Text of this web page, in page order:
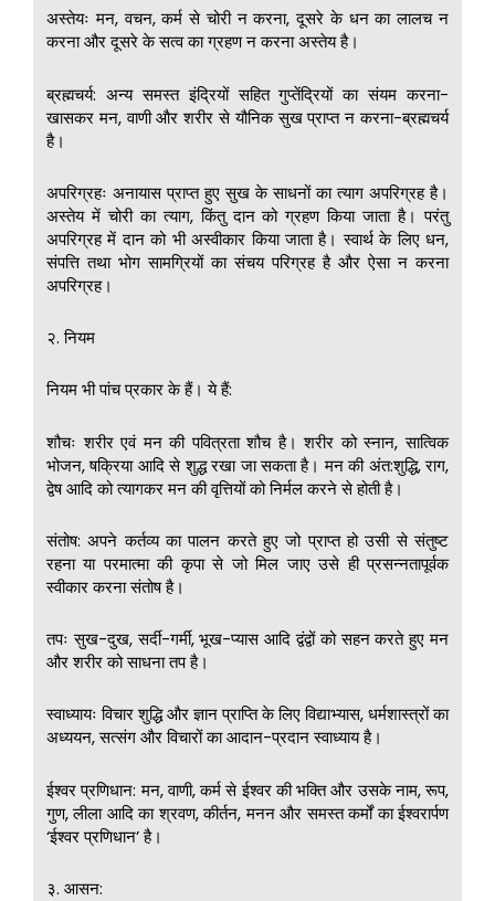
अस्तेयः मन, वचन, कर्म से चोरी न करना, दूसरे के धन का लालच न
करना और दूसरे के सत्व का ग्रहण न करना अस्तेय है।
ब्रह्मचर्य: अन्य समस्त इंद्रियों सहित गुप्तेंद्रियों का संयम करना-
खासकर मन, वाणी और शरीर से यौनिक सुख प्राप्त न करना-ब्रह्मचर्य
है।
अपरिग्रहः अनायास प्राप्त हुए सुख के साधनों का त्याग अपरिग्रह है।
अस्तेय में चोरी का त्याग, किंतु दान को ग्रहण किया जाता है। परंतु
अपरिग्रह में दान को भी अस्वीकार किया जाता है। स्वार्थ के लिए धन,
संपत्ति तथा भोग सामग्रियों का संचय परिग्रह है और ऐसा न करना
अपरिग्रह।
२. नियम
नियम भी पांच प्रकार के हैं। ये हैं:
शौचः शरीर एवं मन की पवित्रता शौच है। शरीर को स्नान, सात्विक
भोजन, षक्रिया आदि से शुद्ध रखा जा सकता है। मन की अंत:शुद्धि, राग,
द्वेष आदि को त्यागकर मन की वृत्तियों को निर्मल करने से होती है।
संतोष: अपने कर्तव्य का पालन करते हुए जो प्राप्त हो उसी से संतुष्ट
रहना या परमात्मा की कृपा से जो मिल जाए उसे ही प्रसन्नतापूर्वक
स्वीकार करना संतोष है।
तपः सुख-दुख, सर्दी-गर्मी, भूख-प्यास आदि द्वंद्वों को सहन करते हुए मन
और शरीर को साधना तप है।
स्वाध्यायः विचार शुद्धि और ज्ञान प्राप्ति के लिए विद्याभ्यास, धर्मशास्त्रों का
अध्ययन, सत्संग और विचारों का आदान-प्रदान स्वाध्याय है।
ईश्वर प्रणिधान: मन, वाणी, कर्म से ईश्वर की भक्ति और उसके नाम, रूप,
गुण, लीला आदि का श्रवण, कीर्तन, मनन और समस्त कर्मों का ईश्वरार्पण
‘ईश्वर प्रणिधान’ है।
३. आसन: